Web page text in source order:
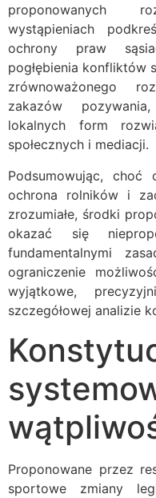
proponowanych
wystąpieniach
ochrony praw
pogłębienia konfliktów
zrównoważonego
zakazów
lokalnych form
społecznych i mediacji.
Podsumowując, choć
ochrona rolników i
zrozumiałe, środki
okazać się
fundamentalnymi
ograniczenie
wyjątkowe,
szczegółowej analizie
Proponowane przez
sportowe zmiany